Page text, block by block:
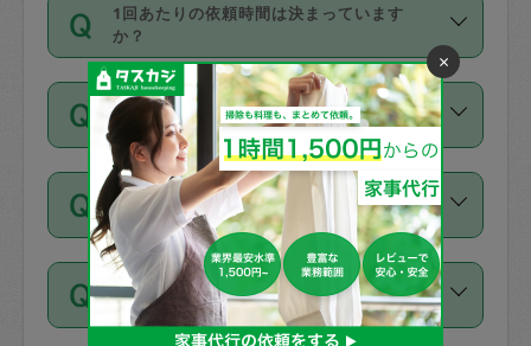
1回あたりの依頼時間は決まっています
か？
依頼1回につき3時間固定です。3時間を
超えて依頼したい場合は、延長機能をご
利用ください。機能をご利用いただくに
は、タスカジさんに事前に相談し、合意
の上事前申請することが必要です。な
お、3時間を下回っても、値引き等はござ
いません。
価格はどうやって決まっていますか？
11種類の価格帯の中からタスカジさん自
身が価格を選んで設定しています。
タスカジさんの価格設定には最初は制限
があり、レビュー件数、レビューの平均
値、などで除々に設定可能な最高額が上
がっていく仕組みになっています。
支払い方法を教えてください
お支払方法はクレジットカード（Visa／
Master／JCB／AMERICAN EXPRESS／
Diners Club）のみとなります。
同じタスカジさんに定期的にお願いする場
合はお得になる？
×